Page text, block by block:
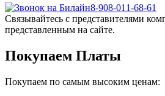
8-908-011-68-61
Связывайтесь с представителями
представленным на сайте.
Покупаем Платы
Покупаем по самым высоким ценам: